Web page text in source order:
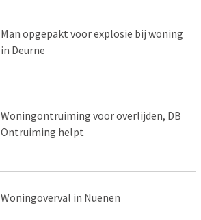
Man opgepakt voor explosie bij woning
in Deurne
Woningontruiming voor overlijden, DB
Ontruiming helpt
Woningoverval in Nuenen